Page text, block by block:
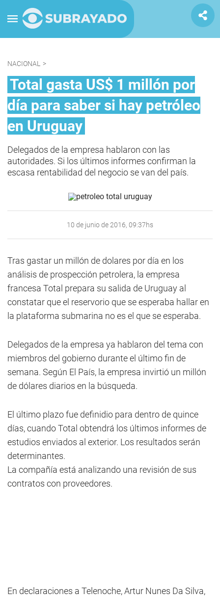
NACIONAL >
Total gasta US$ 1 millón por
día para saber si hay petróleo
en Uruguay
Delegados de la empresa hablaron con las
autoridades. Si los últimos informes confirman la
escasa rentabilidad del negocio se van del país.
10 de junio de 2016, 09:37hs
Tras gastar un millón de dolares por día en los
análisis de prospección petrolera, la empresa
francesa Total prepara su salida de Uruguay al
constatar que el reservorio que se esperaba hallar en
la plataforma submarina no es el que se esperaba.
Delegados de la empresa ya hablaron del tema con
miembros del gobierno durante el último fin de
semana. Según El País, la empresa invirtió un millón
de dólares diarios en la búsqueda.
El último plazo fue definidio para dentro de quince
días, cuando Total obtendrá los últimos informes de
estudios enviados al exterior. Los resultados serán
determinantes.
La compañía está analizando una revisión de sus
contratos con proveedores.
En declaraciones a Telenoche, Artur Nunes Da Silva,